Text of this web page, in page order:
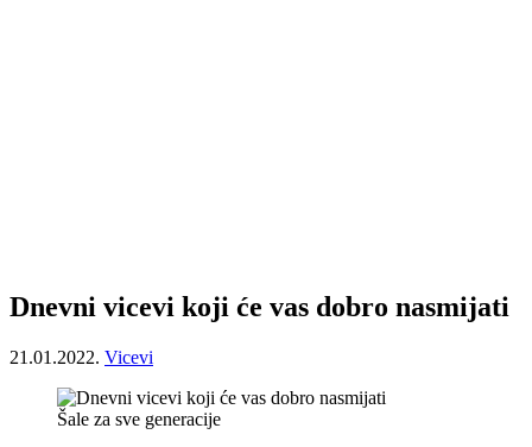
Dnevni vicevi koji će vas dobro nasmijati
21.01.2022. Vicevi
Šale za sve generacije